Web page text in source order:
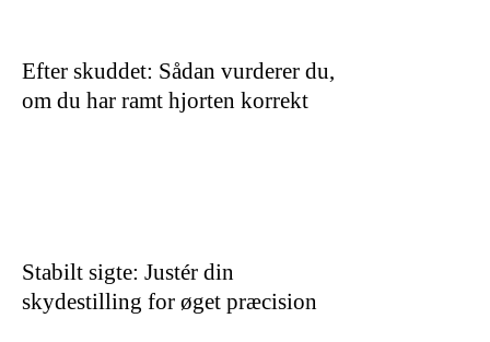
Efter skuddet: Sådan vurderer du,
om du har ramt hjorten korrekt
Stabilt sigte: Justér din
skydestilling for øget præcision